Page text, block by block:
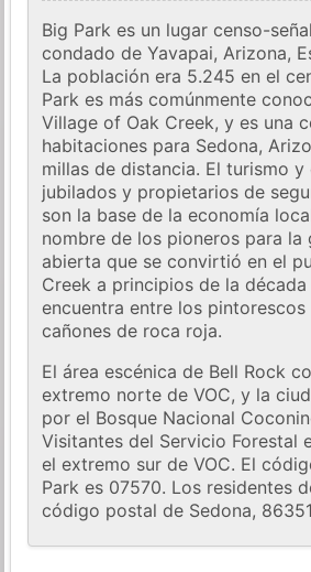
Big Park es un lugar censo-
condado de Yavapai, Arizona,
La población era 5.245 en el
Park es más comúnmente
Village of Oak Creek, y es una
habitaciones para Sedona,
millas de distancia. El turismo
jubilados y propietarios de
son la base de la economía
nombre de los pioneros para la
abierta que se convirtió en el
Creek a principios de la década
encuentra entre los pintorescos
cañones de roca roja.
El área escénica de Bell Rock
extremo norte de VOC, y la
por el Bosque Nacional
Visitantes del Servicio Forestal
el extremo sur de VOC. El
Park es 07570. Los residentes
código postal de Sedona,